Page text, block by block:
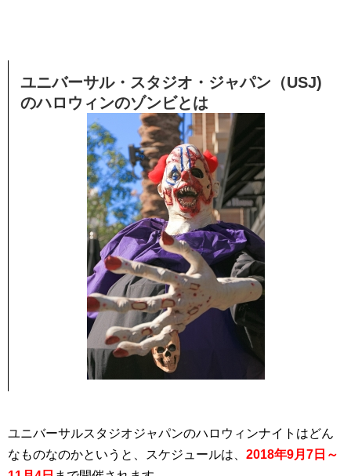
ユニバーサル・スタジオ・ジャパン（USJ)
のハロウィンのゾンビとは
ユニバーサルスタジオジャパンのハロウィンナイトはどん
なものなのかというと、スケジュールは、 2018年9月7日～